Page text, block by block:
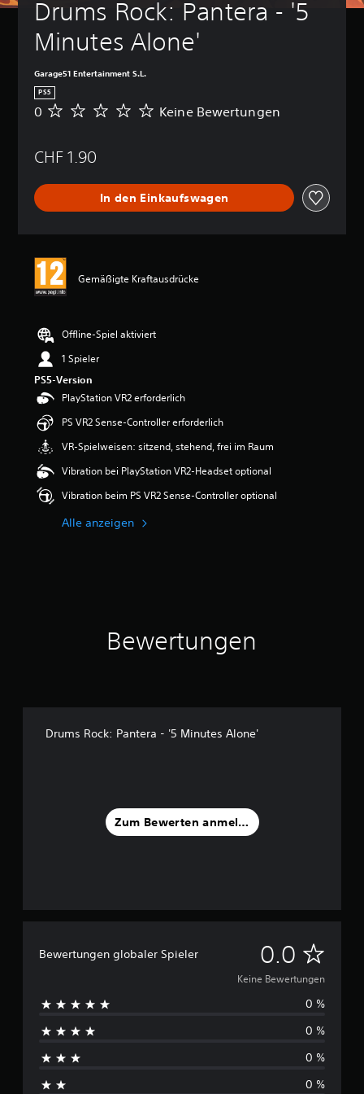
Drums Rock: Pantera - '5
Minutes Alone'
Garage51 Entertainment S.L.
PS5
K
n
B
e
w
t
n
n
0 Keine Bewertungen
CHF 1.90
In den Einkaufswagen
Gemäßigte Kraftausdrücke
Offline-Spiel aktiviert
1 Spieler
PS5-Version
PlayStation VR2 erforderlich
PS VR2 Sense-Controller erforderlich
VR-Spielweisen: sitzend, stehend, frei im Raum
Vibration bei PlayStation VR2-Headset optional
Vibration beim PS VR2 Sense-Controller optional
Alle anzeigen
Bewertungen
Drums Rock: Pantera - '5 Minutes Alone'
Zum Bewerten anmelden
Bewertungen globaler Spieler 0.0 K
e
n
e
Keine Bewertungen
0 %
0 %
0 %
0 %